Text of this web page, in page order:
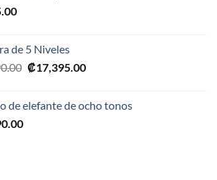
de 5 Niveles
El
era:
₡17,395.00El
es:
de elefante de ocho tonos